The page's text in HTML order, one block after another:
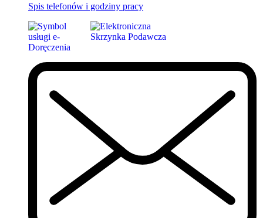
Spis telefonów i godziny pracy